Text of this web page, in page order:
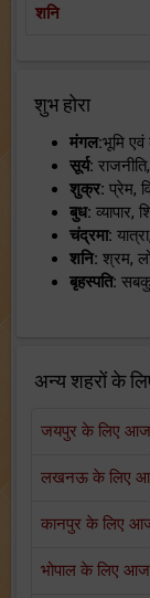
शनि
शुभ होरा
मंगल:भूमि एवं
सूर्य:
शुक्र: प्रेम,
बुध: व्यापार,
चंद्रमा:
शनि: श्रम,
बृहस्पति:
अन्य शहरों के
जयपुर के लिए आज
लखनऊ के लिए आज
कानपुर के लिए आज
भोपाल के लिए आज